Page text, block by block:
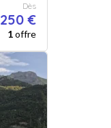
Dès
250 €
1offre